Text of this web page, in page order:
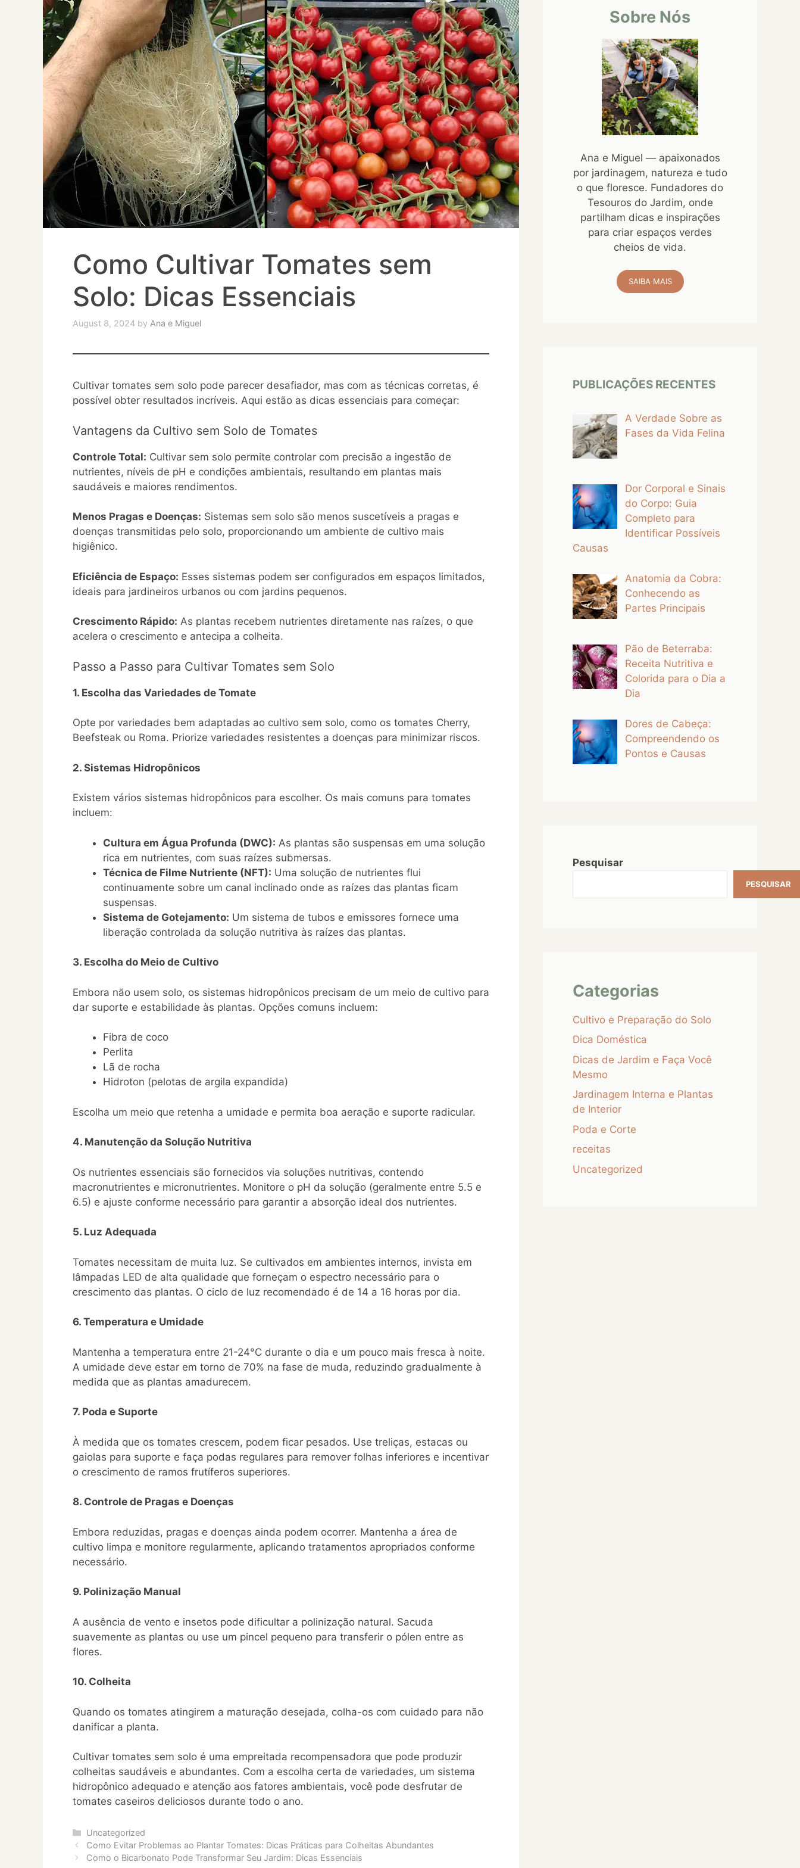
Como Cultivar Tomates sem
Solo: Dicas Essenciais
August 8, 2024 by Ana e Miguel
Cultivar tomates sem solo pode parecer desafiador, mas com as técnicas corretas, é
possível obter resultados incríveis. Aqui estão as dicas essenciais para começar:
Vantagens da Cultivo sem Solo de Tomates
Controle Total: Cultivar sem solo permite controlar com precisão a ingestão de
nutrientes, níveis de pH e condições ambientais, resultando em plantas mais
saudáveis e maiores rendimentos.
Menos Pragas e Doenças: Sistemas sem solo são menos suscetíveis a pragas e
doenças transmitidas pelo solo, proporcionando um ambiente de cultivo mais
higiênico.
Eficiência de Espaço: Esses sistemas podem ser configurados em espaços limitados,
ideais para jardineiros urbanos ou com jardins pequenos.
Crescimento Rápido: As plantas recebem nutrientes diretamente nas raízes, o que
acelera o crescimento e antecipa a colheita.
Passo a Passo para Cultivar Tomates sem Solo
1. Escolha das Variedades de Tomate
Opte por variedades bem adaptadas ao cultivo sem solo, como os tomates Cherry,
Beefsteak ou Roma. Priorize variedades resistentes a doenças para minimizar riscos.
2. Sistemas Hidropônicos
Existem vários sistemas hidropônicos para escolher. Os mais comuns para tomates
incluem:
Cultura em Água Profunda (DWC): As plantas são suspensas em uma solução
rica em nutrientes, com suas raízes submersas.
Técnica de Filme Nutriente (NFT): Uma solução de nutrientes flui
continuamente sobre um canal inclinado onde as raízes das plantas ficam
suspensas.
Sistema de Gotejamento: Um sistema de tubos e emissores fornece uma
liberação controlada da solução nutritiva às raízes das plantas.
3. Escolha do Meio de Cultivo
Embora não usem solo, os sistemas hidropônicos precisam de um meio de cultivo para
dar suporte e estabilidade às plantas. Opções comuns incluem:
Fibra de coco
Perlita
Lã de rocha
Hidroton (pelotas de argila expandida)
Escolha um meio que retenha a umidade e permita boa aeração e suporte radicular.
4. Manutenção da Solução Nutritiva
Os nutrientes essenciais são fornecidos via soluções nutritivas, contendo
macronutrientes e micronutrientes. Monitore o pH da solução (geralmente entre 5.5 e
6.5) e ajuste conforme necessário para garantir a absorção ideal dos nutrientes.
5. Luz Adequada
Tomates necessitam de muita luz. Se cultivados em ambientes internos, invista em
lâmpadas LED de alta qualidade que forneçam o espectro necessário para o
crescimento das plantas. O ciclo de luz recomendado é de 14 a 16 horas por dia.
6. Temperatura e Umidade
Mantenha a temperatura entre 21-24°C durante o dia e um pouco mais fresca à noite.
A umidade deve estar em torno de 70% na fase de muda, reduzindo gradualmente à
medida que as plantas amadurecem.
7. Poda e Suporte
À medida que os tomates crescem, podem ficar pesados. Use treliças, estacas ou
gaiolas para suporte e faça podas regulares para remover folhas inferiores e incentivar
o crescimento de ramos frutíferos superiores.
8. Controle de Pragas e Doenças
Embora reduzidas, pragas e doenças ainda podem ocorrer. Mantenha a área de
cultivo limpa e monitore regularmente, aplicando tratamentos apropriados conforme
necessário.
9. Polinização Manual
A ausência de vento e insetos pode dificultar a polinização natural. Sacuda
suavemente as plantas ou use um pincel pequeno para transferir o pólen entre as
flores.
10. Colheita
Quando os tomates atingirem a maturação desejada, colha-os com cuidado para não
danificar a planta.
Cultivar tomates sem solo é uma empreitada recompensadora que pode produzir
colheitas saudáveis e abundantes. Com a escolha certa de variedades, um sistema
hidropônico adequado e atenção aos fatores ambientais, você pode desfrutar de
tomates caseiros deliciosos durante todo o ano.
Categories
Uncategorized
Como Evitar Problemas ao Plantar Tomates: Dicas Práticas para Colheitas Abundantes
Como o Bicarbonato Pode Transformar Seu Jardim: Dicas Essenciais
Sobre Nós
Ana e Miguel — apaixonados
por jardinagem, natureza e tudo
o que floresce. Fundadores do
Tesouros do Jardim, onde
partilham dicas e inspirações
para criar espaços verdes
cheios de vida.
SAIBA MAIS
PUBLICAÇÕES RECENTES
A Verdade Sobre as
Fases da Vida Felina
Dor Corporal e Sinais
do Corpo: Guia
Completo para
Identificar Possíveis
Causas
Anatomia da Cobra:
Conhecendo as
Partes Principais
Pão de Beterraba:
Receita Nutritiva e
Colorida para o Dia a
Dia
Dores de Cabeça:
Compreendendo os
Pontos e Causas
Pesquisar
PESQUISAR
Categorias
Cultivo e Preparação do Solo
Dica Doméstica
Dicas de Jardim e Faça Você
Mesmo
Jardinagem Interna e Plantas
de Interior
Poda e Corte
receitas
Uncategorized